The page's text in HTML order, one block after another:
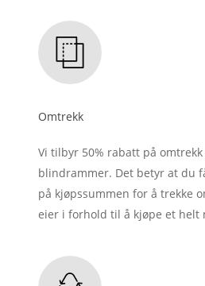
Omtrekk
Vi tilbyr 50% rabatt på omtrekk
blindrammer. Det betyr at du
på kjøpssummen for å trekke
eier i forhold til å kjøpe et helt